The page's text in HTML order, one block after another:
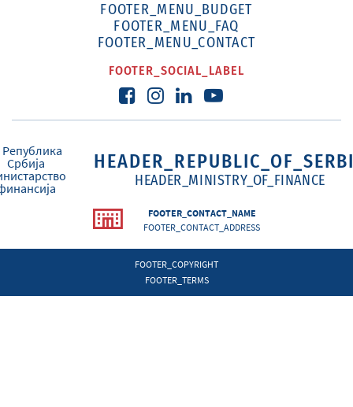
FOOTER_MENU_BUDGET
FOOTER_MENU_FAQ
FOOTER_MENU_CONTACT
FOOTER_SOCIAL_LABEL
HEADER_MINISTRY_OF_FINANCE
FOOTER_CONTACT_NAME
FOOTER_CONTACT_ADDRESS
FOOTER_COPYRIGHT
FOOTER_TERMS